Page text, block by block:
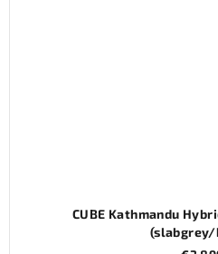
CUBE Kathmandu